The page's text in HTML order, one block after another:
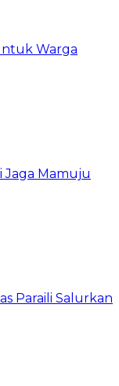
Warga
Jaga Mamuju
Paraili Salurkan